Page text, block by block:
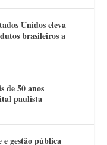
Unidos eleva
brasileiros a
de 50 anos
paulista
gestão pública